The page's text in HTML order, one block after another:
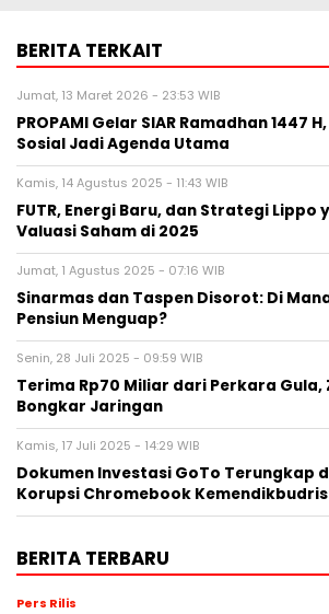
BERITA TERKAIT
Jumat, 13 Maret 2026 - 23:53 WIB
PROPAMI Gelar SIAR Ramadhan 1447
Sosial Jadi Agenda Utama
Kamis, 14 Agustus 2025 - 11:43 WIB
FUTR, Energi Baru, dan Strategi Lippo
Valuasi Saham di 2025
Jumat, 1 Agustus 2025 - 07:16 WIB
Sinarmas dan Taspen Disorot: Di
Pensiun Menguap?
Senin, 28 Juli 2025 - 09:59 WIB
Terima Rp70 Miliar dari Perkara Gula,
Bongkar Jaringan
Kamis, 17 Juli 2025 - 14:29 WIB
Dokumen Investasi GoTo Terungkap
Korupsi Chromebook
BERITA TERBARU
Pers Rilis